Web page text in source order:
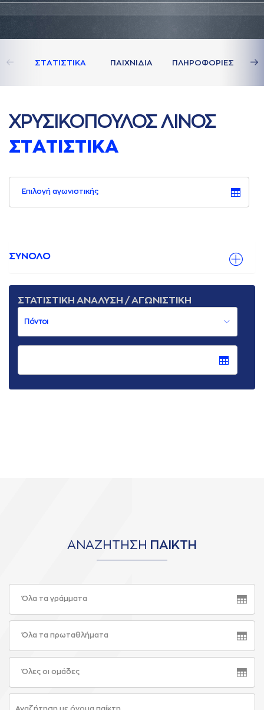
ΣΤAΤΙΣΤΙΚA ΠAΙΧΝΙΔΙA ΠΛΗΡΟΦΟΡΙΕΣ
ΧΡΥΣΙΚΟΠΟΥΛΟΣ ΛΙΝΟΣ
ΣΤAΤΙΣΤΙΚA
Επιλογή αγωνιστικής
ΣΥΝΟΛΟ
ΣΤΑΤΙΣΤΙΚΗ ΑΝΑΛΥΣΗ / ΑΓΩΝΙΣΤΙΚΗ
ΑΝΑΖΗΤΗΣΗ ΠΑΙΚΤΗ
Όλα τα γράμματα
Όλα τα πρωταθλήματα
Όλες οι ομάδες